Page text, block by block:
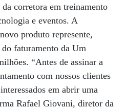
corretora em treinamento
e eventos. A
produto represente,
faturamento da Um
“Antes de assinar a
com nossos clientes
em abrir uma
Rafael Giovani, diretor da